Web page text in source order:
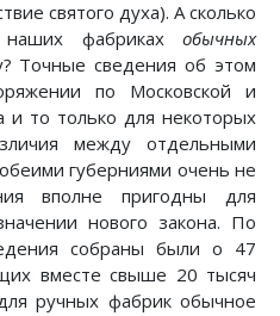
святого духа). А сколько
фабриках обычных
Точные сведения об этом
по Московской и
и то только для некоторых
между отдельными
губерниями очень не
вполне пригодны для
нового закона. По
собраны были о 47
вместе свыше 20 тысяч
ручных фабрик обычное